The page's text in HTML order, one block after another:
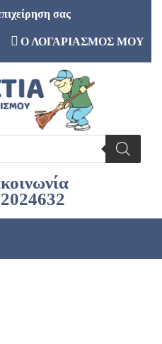
σας
Ο ΛΟΓΑΡΙΑΣΜΟΣ ΜΟΥ